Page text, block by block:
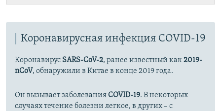
Коронавирусная инфекция COVID-19
Коронавирус SARS-CoV-2, ранее известный как2019-
nCoV, обнаружили в Китае в конце 2019 года.
Он вызывает заболеванияCOVID-19. В некоторых
случаях течение болезни легкое, в других – с